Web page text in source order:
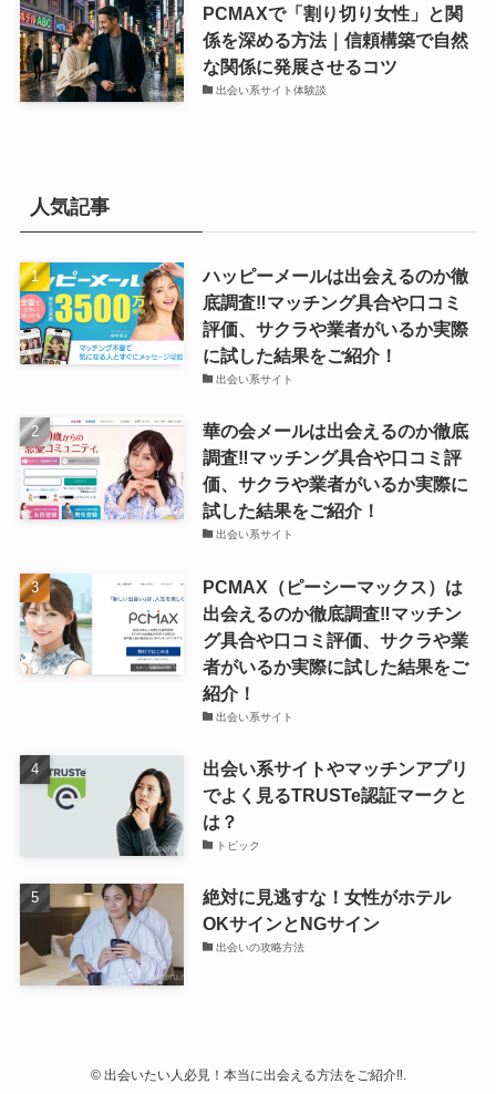
PCMAXで「割り切り女性」と関
係を深める方法｜信頼構築で自然
な関係に発展させるコツ
出会い系サイト体験談
人気記事
ハッピーメールは出会えるのか徹
底調査‼マッチング具合や口コミ
評価、サクラや業者がいるか実際
に試した結果をご紹介！
出会い系サイト
華の会メールは出会えるのか徹底
調査‼マッチング具合や口コミ評
価、サクラや業者がいるか実際に
試した結果をご紹介！
出会い系サイト
PCMAX（ピーシーマックス）は
出会えるのか徹底調査‼マッチン
グ具合や口コミ評価、サクラや業
者がいるか実際に試した結果をご
紹介！
出会い系サイト
出会い系サイトやマッチンアプリ
でよく見るTRUSTe認証マークと
は？
トピック
絶対に見逃すな！女性がホテル
OKサインとNGサイン
出会いの攻略方法
©出会いたい人必見！本当に出会える方法をご紹介‼.